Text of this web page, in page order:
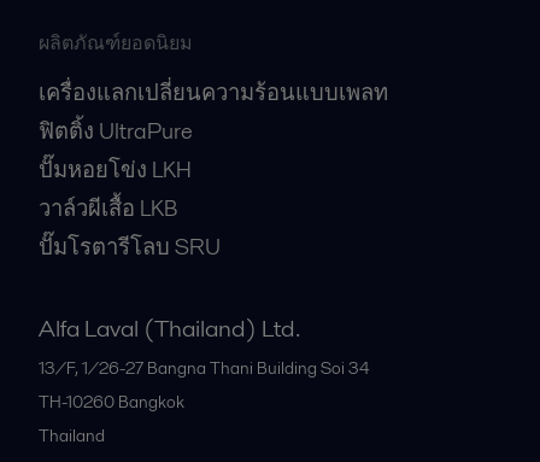
ผลิตภัณฑ์ยอดนิยม
เครื่องแลกเปลี่ยนความร้อนแบบเพลท
ฟิตติ้ง UltraPure
ปั๊มหอยโข่ง LKH
วาล์วผีเสื้อ LKB
ปั๊มโรตารีโลบ SRU
Alfa Laval (Thailand) Ltd.
13/F, 1/26-27 Bangna Thani Building Soi 34
TH-10260 Bangkok
Thailand